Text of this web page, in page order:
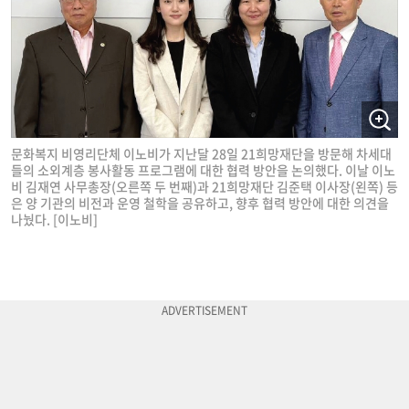
문화복지 비영리단체 이노비가 지난달 28일 21희망재단을 방문해 차세대
들의 소외계층 봉사활동 프로그램에 대한 협력 방안을 논의했다. 이날 이노
비 김재연 사무총장(오른쪽 두 번째)과 21희망재단 김준택 이사장(왼쪽) 등
은 양 기관의 비전과 운영 철학을 공유하고, 향후 협력 방안에 대한 의견을
나눴다. [이노비]